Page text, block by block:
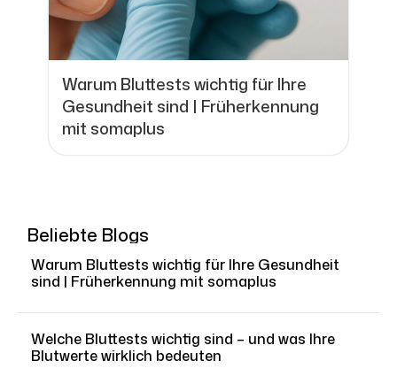
Warum Bluttests wichtig für Ihre
Gesundheit sind | Früherkennung
mit somaplus
Beliebte Blogs
Warum Bluttests wichtig für Ihre Gesundheit
sind | Früherkennung mit somaplus
Welche Bluttests wichtig sind – und was Ihre
Blutwerte wirklich bedeuten